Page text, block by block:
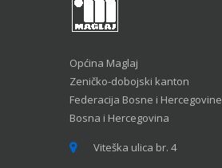
Općina Maglaj
Zeničko-dobojski kanton
Federacija Bosne i Hercegovine
Bosna i Hercegovina
Viteška ulica br. 4